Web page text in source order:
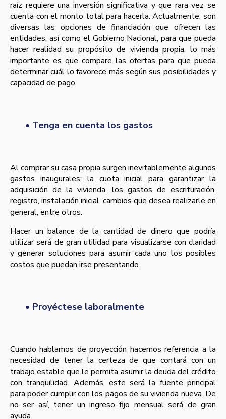
raíz requiere una inversión significativa y que rara vez se
cuenta con el monto total para hacerla. Actualmente, son
diversas las opciones de financiación que ofrecen las
entidades, así como el Gobierno Nacional, para que pueda
hacer realidad su propósito de vivienda propia, lo más
importante es que compare las ofertas para que pueda
determinar cuál lo favorece más según sus posibilidades y
capacidad de pago.
• Tenga en cuenta los gastos
Al comprar su casa propia surgen inevitablemente algunos
gastos inaugurales: la cuota inicial para garantizar la
adquisición de la vivienda, los gastos de escrituración,
registro, instalación inicial, cambios que desea realizarle en
general, entre otros.
Hacer un balance de la cantidad de dinero que podría
utilizar será de gran utilidad para visualizarse con claridad
y generar soluciones para asumir cada uno los posibles
costos que puedan irse presentando.
• Proyéctese laboralmente
Cuando hablamos de proyección hacemos referencia a la
necesidad de tener la certeza de que contará con un
trabajo estable que le permita asumir la deuda del crédito
con tranquilidad. Además, este será la fuente principal
para poder cumplir con los pagos de su vivienda nueva. De
no ser así, tener un ingreso fijo mensual será de gran
ayuda.